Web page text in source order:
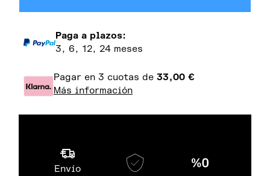
Paga a plazos:
3, 6, 12, 24 meses
Pagar en 3 cuotas de33,00 €
Más información
Envío